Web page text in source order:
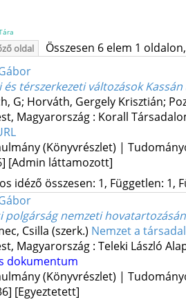
oldal Összesen 6 elem 1
és térszerkezeti változások Kassán
G; Horváth, Gergely Krisztián;
Magyarország : Korall
(Könyvrészlet) |
[Admin láttamozott]
idéző összesen: 1, Független: 1,
polgárság nemzeti
Csilla (szerk.) Nemzet a
Magyarország : Teleki László
dokumentum
(Könyvrészlet) |
[Egyeztetett]